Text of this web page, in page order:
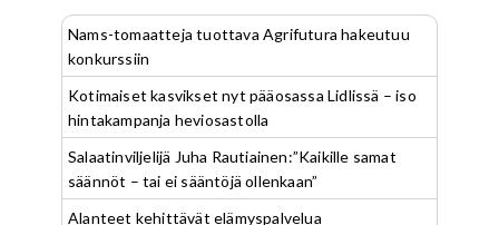
Nams-tomaatteja tuottava Agrifutura hakeutuu
konkurssiin
Kotimaiset kasvikset nyt pääosassa Lidlissä – iso
hintakampanja heviosastolla
Salaatinviljelijä Juha Rautiainen:”Kaikille samat
säännöt – tai ei sääntöjä ollenkaan”
Alanteet kehittävät elämyspalvelua